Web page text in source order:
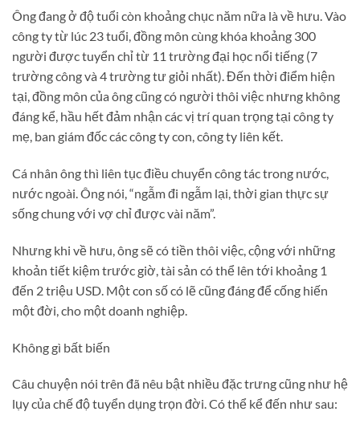
Ông đang ở độ tuổi còn khoảng chục năm nữa là về hưu. Vào
công ty từ lúc 23 tuổi, đồng môn cùng khóa khoảng 300
người được tuyển chỉ từ 11 trường đại học nổi tiếng (7
trường công và 4 trường tư giỏi nhất). Đến thời điểm hiện
tại, đồng môn của ông cũng có người thôi việc nhưng không
đáng kể, hầu hết đảm nhận các vị trí quan trọng tại công ty
mẹ, ban giám đốc các công ty con, công ty liên kết.
Cá nhân ông thì liên tục điều chuyển công tác trong nước,
nước ngoài. Ông nói, “ngẫm đi ngẫm lại, thời gian thực sự
sống chung với vợ chỉ được vài năm”.
Nhưng khi về hưu, ông sẽ có tiền thôi việc, cộng với những
khoản tiết kiệm trước giờ, tài sản có thể lên tới khoảng 1
đến 2 triệu USD. Một con số có lẽ cũng đáng để cống hiến
một đời, cho một doanh nghiệp.
Không gì bất biến
Câu chuyện nói trên đã nêu bật nhiều đặc trưng cũng như hệ
lụy của chế độ tuyển dụng trọn đời. Có thể kể đến như sau: